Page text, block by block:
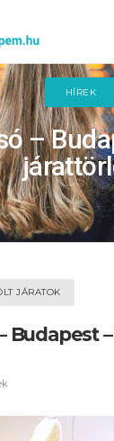
HÍREK
–
JÁRATOK
Budapest